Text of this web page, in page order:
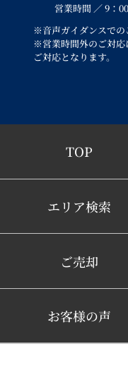
営業時間 ／ 9：
※音声ガイダンスでの
※営業時間外のご対応
ご対応となります。
TOP
エリア検索
ご売却
お客様の声